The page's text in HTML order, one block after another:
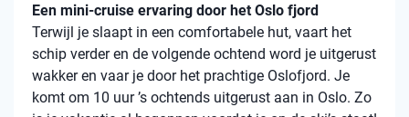
Een mini-cruise ervaring door het Oslo fjord
Terwijl je slaapt in een comfortabele hut, vaart het
schip verder en de volgende ochtend word je uitgerust
wakker en vaar je door het prachtige Oslofjord. Je
komt om 10 uur ’s ochtends uitgerust aan in Oslo. Zo